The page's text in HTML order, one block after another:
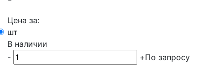
Цена за:
шт
В наличии
-
+По запросу